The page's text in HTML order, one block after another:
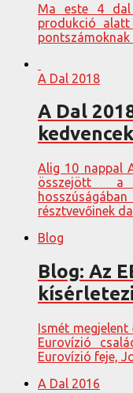
Ma este 4
produkció
pontszámoknak
A Dal 2018
A Dal
Alig 10 nappal
összejött a
résztvevőinek
Blog
Blog: Az
Ismét megjelent
Eurovízió
Eurovízió feje,
A Dal 2016